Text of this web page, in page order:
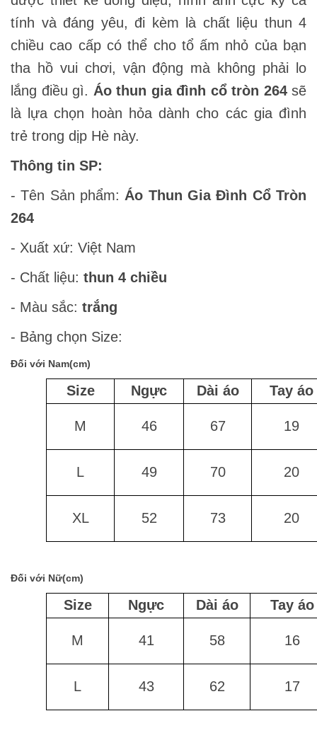
tính và đáng yêu, đi kèm là chất liệu thun 4
chiều cao cấp có thể cho tổ ấm nhỏ của bạn
tha hồ vui chơi, vận động mà không phải lo
lắng điều gì. Áo thun gia đình cổ tròn 264sẽ
là lựa chọn hoàn hỏa dành cho các gia đình
trẻ trong dịp Hè này.
Thông tin SP:
- Tên Sản phẩm: Áo Thun Gia Đình Cổ Tròn
264
- Xuất xứ: Việt Nam
- Chất liệu: thun 4 chiều
- Màu sắc: trắng
- Bảng chọn Size:
Đối với Nam(cm)
Size Ngực Dài áo Tay áo
M 46 67 19
L 49 70 20
XL 52 73 20
Đối với Nữ(cm)
Size Ngực Dài áo Tay áo
M 41 58 16
L 43 62 17